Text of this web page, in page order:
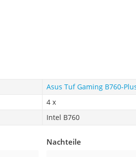
Asus Tuf Gaming B760-
4 x
Intel B760
Nachteile